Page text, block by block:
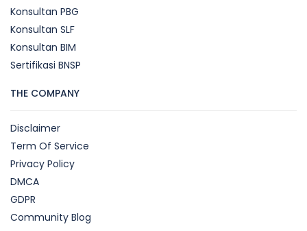
Konsultan PBG
Konsultan SLF
Konsultan BIM
Sertifikasi BNSP
THE COMPANY
Disclaimer
Term Of Service
Privacy Policy
DMCA
GDPR
Community Blog